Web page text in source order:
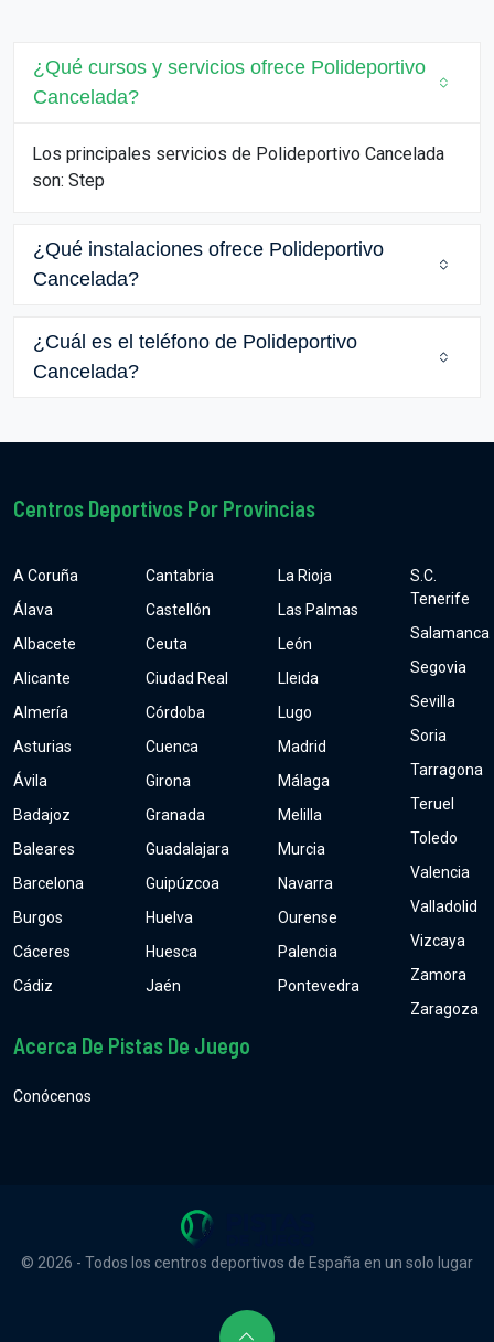
¿Qué cursos y servicios ofrece Polideportivo
Cancelada?
Los principales servicios de Polideportivo Cancelada
son: Step
¿Qué instalaciones ofrece Polideportivo
Cancelada?
¿Cuál es el teléfono de Polideportivo
Cancelada?
Centros Deportivos Por Provincias
A Coruña
Álava
Albacete
Alicante
Almería
Asturias
Ávila
Badajoz
Baleares
Barcelona
Burgos
Cáceres
Cádiz
Cantabria
Castellón
Ceuta
Ciudad Real
Córdoba
Cuenca
Girona
Granada
Guadalajara
Guipúzcoa
Huelva
Huesca
Jaén
La Rioja
Las Palmas
León
Lleida
Lugo
Madrid
Málaga
Melilla
Murcia
Navarra
Ourense
Palencia
Pontevedra
S.C.
Tenerife
Salamanca
Segovia
Sevilla
Soria
Tarragona
Teruel
Toledo
Valencia
Valladolid
Vizcaya
Zamora
Zaragoza
Acerca De Pistas De Juego
Conócenos
© 2026 - Todos los centros deportivos de España en un solo lugar